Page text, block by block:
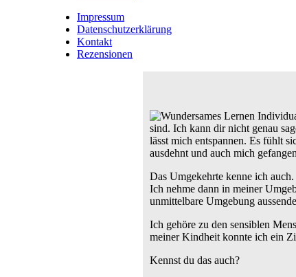
Impressum
Datenschutzerklärung
Kontakt
Rezensionen
sind. Ich kann dir nicht genau
lässt mich entspannen. Es fühlt
ausdehnt und auch mich
Das Umgekehrte kenne ich
Ich nehme dann in meiner
unmittelbare Umgebung
Ich gehöre zu den sensiblen
meiner Kindheit konnte ich ein
Kennst du das auch?